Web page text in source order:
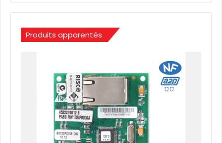
Produits apparentés